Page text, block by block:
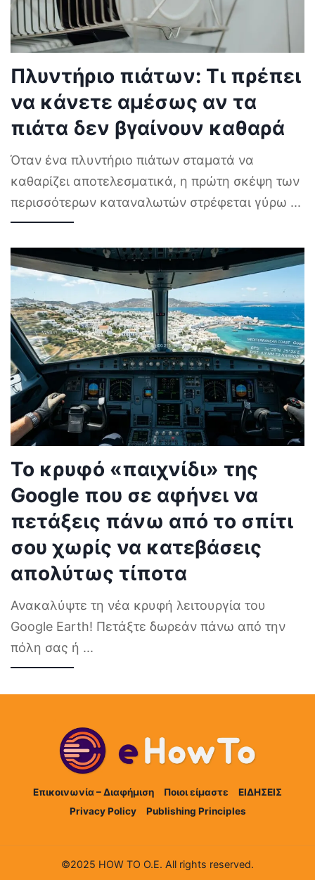
Πλυντήριο πιάτων: Τι πρέπει
να κάνετε αμέσως αν τα
πιάτα δεν βγαίνουν καθαρά
Όταν ένα πλυντήριο πιάτων σταματά να
καθαρίζει αποτελεσματικά, η πρώτη σκέψη των
περισσότερων καταναλωτών στρέφεται γύρω ...
Το κρυφό «παιχνίδι» της
Google που σε αφήνει να
πετάξεις πάνω από το σπίτι
σου χωρίς να κατεβάσεις
απολύτως τίποτα
Ανακαλύψτε τη νέα κρυφή λειτουργία του
Google Earth! Πετάξτε δωρεάν πάνω από την
πόλη σας ή ...
Επικοινωνία – Διαφήμιση Ποιοι είμαστε
ΕΙΔΗΣΕΙΣ
Privacy Policy
Publishing Principles
©2025 HOW TO Ο.Ε. All rights reserved.